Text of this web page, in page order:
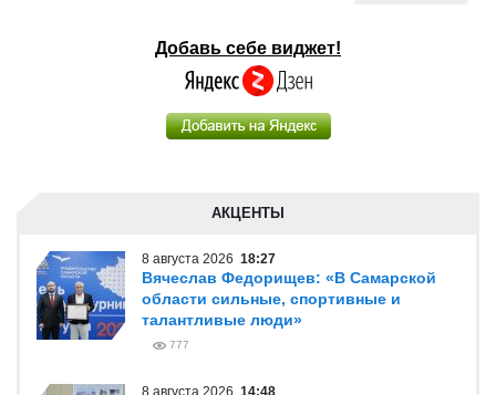
Добавь себе виджет!
АКЦЕНТЫ
8 августа 2026 18:27
Вячеслав Федорищев: «В Самарской
области сильные, спортивные и
талантливые люди»
777
8 августа 2026 14:48